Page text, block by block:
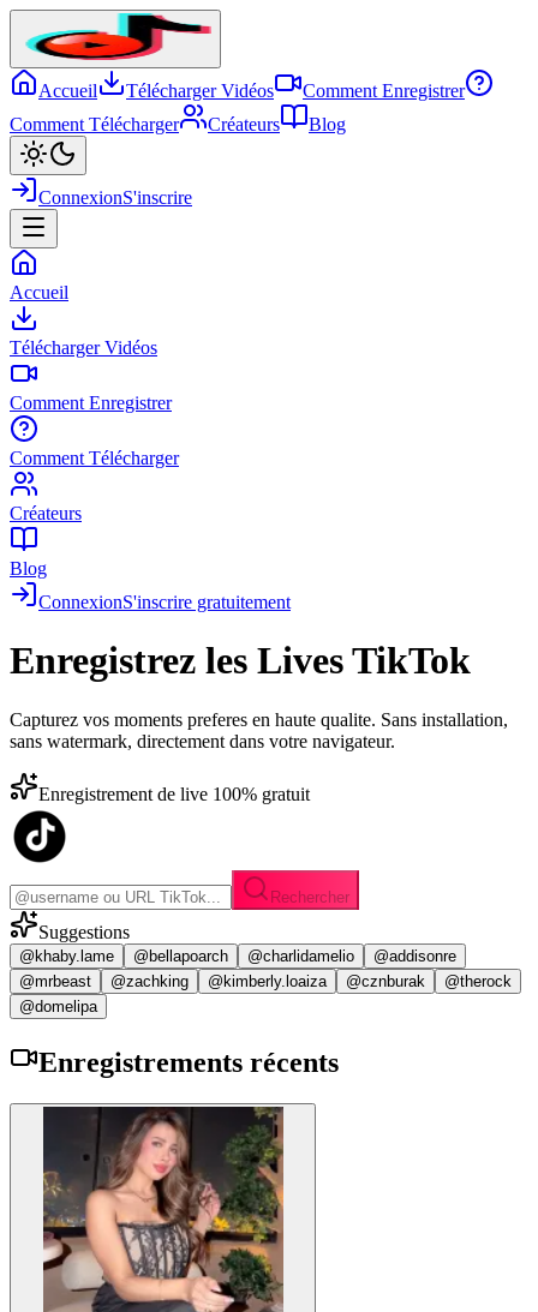
Accueil Télécharger Vidéos
Comment Enregistrer
Comment Télécharger
Créateurs Blog
ConnexionS'inscrire
Accueil
Télécharger Vidéos
Comment Enregistrer
Comment Télécharger
Créateurs
Blog
ConnexionS'inscrire gratuitement
Enregistrez les Lives TikTok
Capturez vos moments preferes en haute qualite. Sans installation,
sans watermark, directement dans votre navigateur.
Enregistrement de live 100% gratuit
Rechercher
Suggestions
@khaby.lame @bellapoarch @charlidamelio
@addisonre
@mrbeast
@zachking @kimberly.loaiza @cznburak
@therock
@domelipa
Enregistrements récents